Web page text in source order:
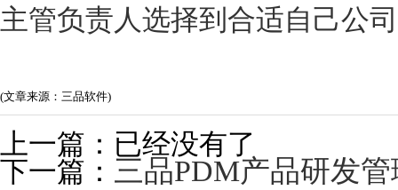
主管负责人选择到合适自己公
(文章来源：三品软件)
上一篇：已经没有了
下一篇： 三品PDM产品研发